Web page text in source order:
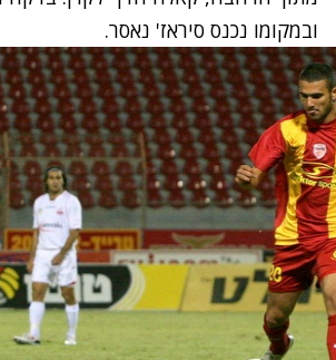
ובמקומו נכנס סיראז' נאסר.